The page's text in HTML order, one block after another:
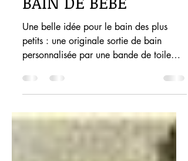
LA PETITE SORTIE DE
BAIN DE BÉBÉ
Une belle idée pour le bain des plus
petits : une originale sortie de bain